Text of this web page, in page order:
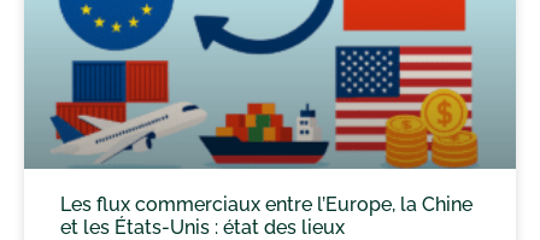
Les flux commerciaux entre l’Europe, la Chine
et les États-Unis : état des lieux